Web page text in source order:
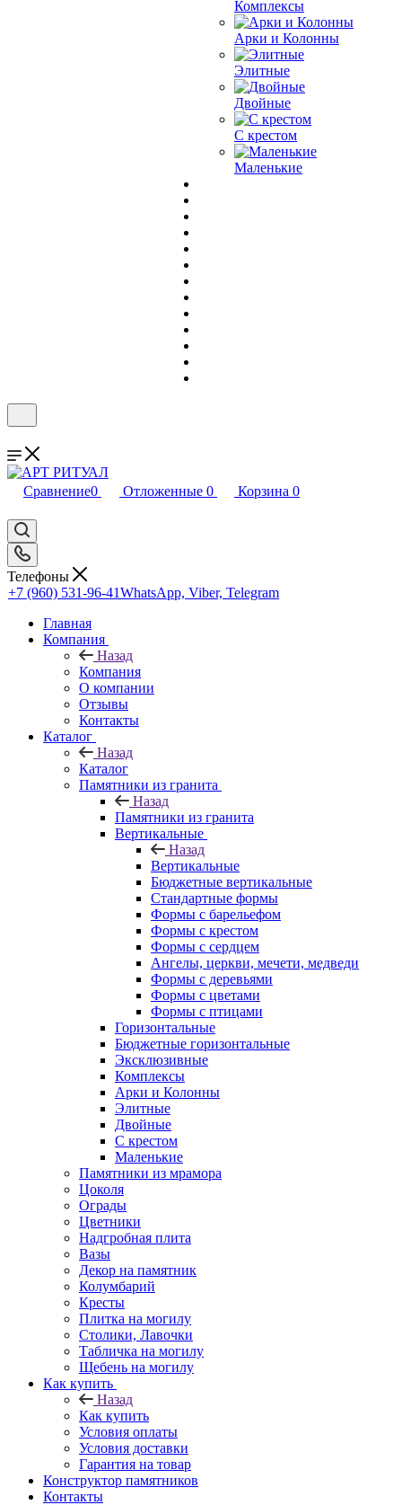
Комплексы
Арки и Колонны
Элитные
Двойные
С крестом
Маленькие
Сравнение0 Отложенные 0 Корзина 0
Телефоны
+7 (960) 531-96-41WhatsApp, Viber, Telegram
Главная
Компания
Назад
Компания
О компании
Отзывы
Контакты
Каталог
Назад
Каталог
Памятники из гранита
Назад
Памятники из гранита
Вертикальные
Назад
Вертикальные
Бюджетные вертикальные
Стандартные формы
Формы с барельефом
Формы с крестом
Формы с сердцем
Ангелы, церкви, мечети, медведи
Формы с деревьями
Формы с цветами
Формы с птицами
Горизонтальные
Бюджетные горизонтальные
Эксклюзивные
Комплексы
Арки и Колонны
Элитные
Двойные
С крестом
Маленькие
Памятники из мрамора
Цоколя
Ограды
Цветники
Надгробная плита
Вазы
Декор на памятник
Колумбарий
Кресты
Плитка на могилу
Столики, Лавочки
Табличка на могилу
Щебень на могилу
Как купить
Назад
Как купить
Условия оплаты
Условия доставки
Гарантия на товар
Конструктор памятников
Контакты